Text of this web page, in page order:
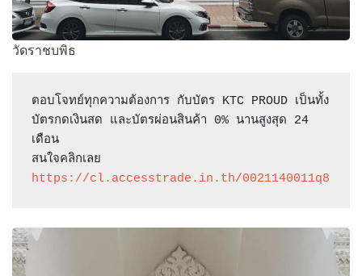
วัดราชบพิธ
ตอบโจทย์ทุกความต้องการ กับบัตร KTC PROUD เป็นทั้ง
บัตรกดเงินสด และบัตรผ่อนสินค้า 0% นานสูงสุด 24
เดือน
https://cl.accesstrade.in.th/0021140011q8